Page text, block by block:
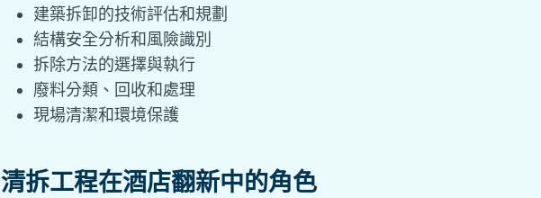
建築拆卸的技術評估和規劃
結構安全分析和風險識別
拆除方法的選擇與執行
廢料分類、回收和處理
現場清潔和環境保護
清拆工程在酒店翻新中的角色